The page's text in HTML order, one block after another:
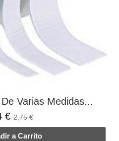
Varias Medidas...
€ 2,75 €
a Carrito